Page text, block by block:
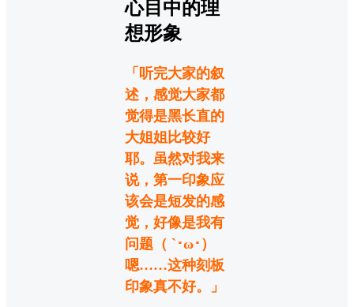
「听完大家的叙
述，感觉大家都
觉得是黑长直的
大姐姐比较好
耶。虽然对我来
说，第一印象应
该会是短发的感
觉，好像是我有
问题（ `･ω･）
嗯……这种刻板
印象真不好。」